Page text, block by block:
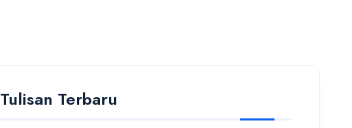
Tulisan Terbaru